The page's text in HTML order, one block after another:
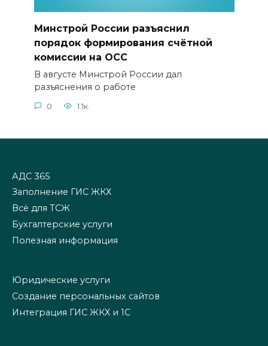
Минстрой России разъяснил
порядок формирования счётной
комиссии на ОСС
В августе Минстрой России дал
разъяснения о работе
0 1.1к.
АДС 365
Заполнение ГИС ЖКХ
Всё для ТСЖ
Бухгалтерские услуги
Полезная информация
Юридические услуги
Создание персональных сайтов
Интеграция ГИС ЖКХ и 1С